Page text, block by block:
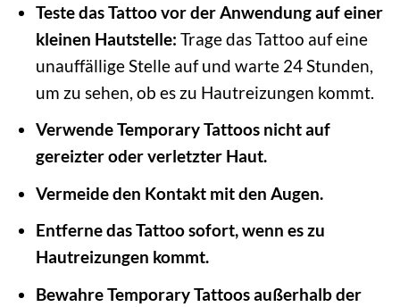
Teste das Tattoo vor der Anwendung auf einer
kleinen Hautstelle: Trage das Tattoo auf eine
unauffällige Stelle auf und warte 24 Stunden,
um zu sehen, ob es zu Hautreizungen kommt.
Verwende Temporary Tattoos nicht auf
gereizter oder verletzter Haut.
Vermeide den Kontakt mit den Augen.
Entferne das Tattoo sofort, wenn es zu
Hautreizungen kommt.
Bewahre Temporary Tattoos außerhalb der